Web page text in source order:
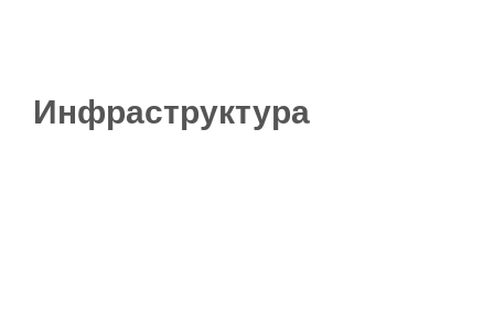
Инфраструктура